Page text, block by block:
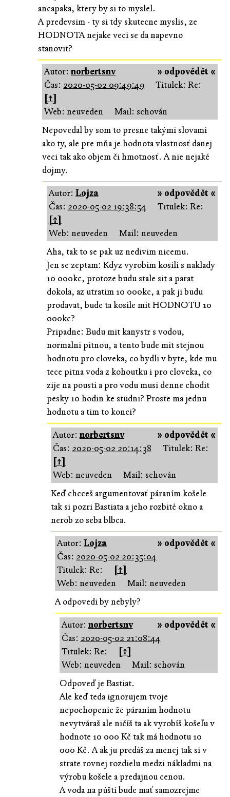
ancapaka, ktery by si to myslel.
A predevsim - ty si tdy skutecne myslis, ze
HODNOTA nejake veci se da napevno
stanovit?
» odpovědět «
Autor:norbertsnv
Čas: 2020-05-02 09:49:49
Titulek: Re:
[↑]
Web: neuveden
Mail: schován
Nepovedal by som to presne takými slovami
ako ty, ale pre mňa je hodnota vlastnosť danej
veci tak ako objem či hmotnosť. A nie nejaké
dojmy.
» odpovědět «
Autor: Lojza
Čas: 2020-05-02 19:38:54
Titulek: Re:
[↑]
Web: neuveden
Mail: neuveden
Aha, tak to se pak uz nedivim nicemu.
Jen se zeptam: Kdyz vyrobim kosili s naklady
10 000kc, protoze budu stale sit a parat
dokola, az utratim 10 000kc, a pak ji budu
prodavat, bude ta kosile mit HODNOTU 10
000kc?
Pripadne: Budu mit kanystr s vodou,
normalni pitnou, a tento bude mit stejnou
hodnotu pro cloveka, co bydli v byte, kde mu
tece pitna voda z kohoutku i pro cloveka, co
zije na pousti a pro vodu musi denne chodit
pesky 10 hodin ke studni? Proste ma jednu
hodnotu a tim to konci?
» odpovědět «
Autor:norbertsnv
Čas: 2020-05-02 20:14:38
Titulek: Re:
[↑]
Web: neuveden
Mail: schován
Keď chcceš argumentovať páraním košele
tak si pozri Bastiata a jeho rozbité okno a
nerob zo seba blbca.
» odpovědět «
Autor:Lojza
Čas: 2020-05-02 20:35:04
Titulek: Re:
[↑]
Web: neuveden
Mail: neuveden
A odpovedi by nebyly?
» odpovědět «
Autor:norbertsnv
Čas: 2020-05-02 21:08:44
Titulek: Re:
[↑]
Web: neuveden
Mail: schován
Odpoveď je Bastiat.
Ale keď teda ignorujem tvoje
nepochopenie že páraním hodnotu
nevytváraš ale ničíš ta ak vyrobíš košeľu v
hodnote 10 000 Kč tak má hodnotu 10
000 Kč. A ak ju predáš za menej tak si v
strate rovnej rozdielu medzi nákladmi na
výrobu košele a predajnou cenou.
A voda na púšti bude mať samozrejme